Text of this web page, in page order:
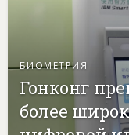
БИОМЕТРИЯ
Гонконг
более